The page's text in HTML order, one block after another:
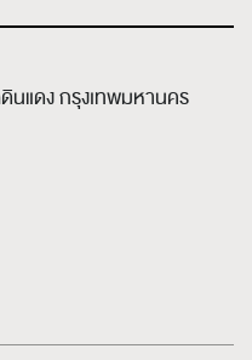
นแดงกรุงเทพมหานคร